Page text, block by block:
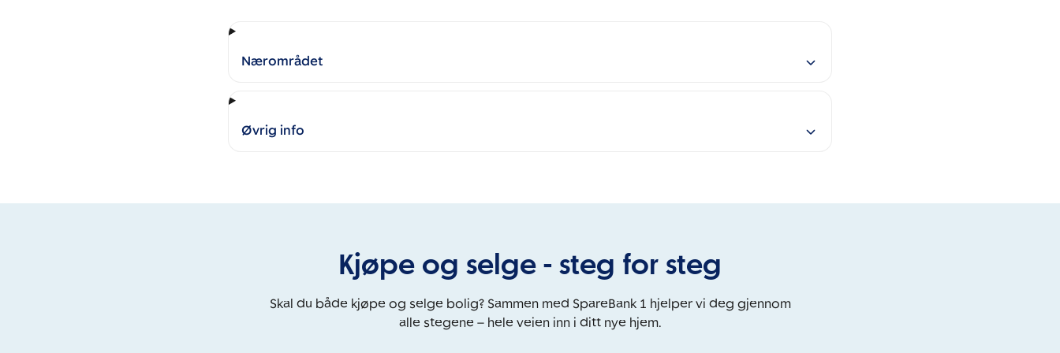
Nærområdet
Øvrig info
Kjøpe og selge - steg for steg
Skal du både kjøpe og selge bolig? Sammen med SpareBank 1 hjelper vi deg gjennom
alle stegene – hele veien inn i ditt nye hjem.